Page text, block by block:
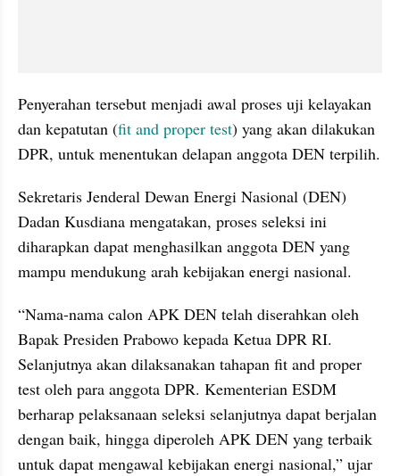
Penyerahan tersebut menjadi awal proses uji kelayakan
dan kepatutan (fit and proper test) yang akan dilakukan
DPR, untuk menentukan delapan anggota DEN terpilih.
Sekretaris Jenderal Dewan Energi Nasional (DEN)
Dadan Kusdiana mengatakan, proses seleksi ini
diharapkan dapat menghasilkan anggota DEN yang
mampu mendukung arah kebijakan energi nasional.
“Nama-nama calon APK DEN telah diserahkan oleh
Bapak Presiden Prabowo kepada Ketua DPR RI.
Selanjutnya akan dilaksanakan tahapan fit and proper
test oleh para anggota DPR. Kementerian ESDM
berharap pelaksanaan seleksi selanjutnya dapat berjalan
dengan baik, hingga diperoleh APK DEN yang terbaik
untuk dapat mengawal kebijakan energi nasional,” ujar